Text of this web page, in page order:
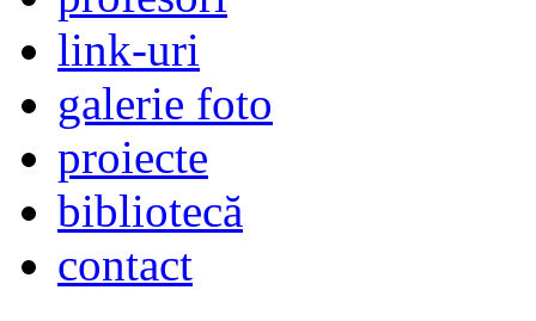
link-uri
galerie foto
proiecte
bibliotecă
contact